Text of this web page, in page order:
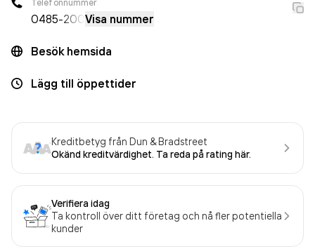
Telefonnummer
0485-200 Visa nummer
Besök hemsida
Lägg till öppettider
Kreditbetyg från Dun & Bradstreet
Okänd kreditvärdighet. Ta reda på rating här.
Verifiera idag
Ta kontroll över ditt företag och nå fler potentiella
kunder